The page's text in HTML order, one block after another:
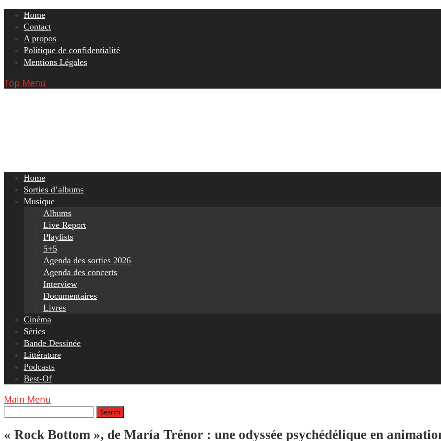
Skip
content
Home
Contact
A propos
Politique de confidentialité
Mentions Légales
Top Menu
Home
Sorties d’albums
Musique
Albums
Live Report
Playlists
5+5
Agenda des sorties 2026
Agenda des concerts
Interview
Documentaires
Livres
Cinéma
Séries
Bande Dessinée
Littérature
Podcasts
Best-Of
Main Menu
« Rock Bottom », de María Trénor : une odyssée psychédélique en